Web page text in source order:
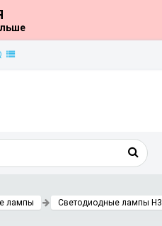
лампы Светодиодные лампы H3